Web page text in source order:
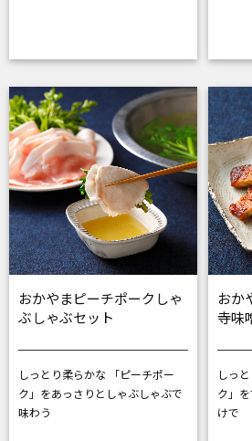
おかやまピーチポークしゃ
ぶしゃぶセット
しっとり柔らかな 「ピーチポー
ク」をあっさりとしゃぶしゃぶで
味わう
おか
寺味
しっ
ク」を
けで